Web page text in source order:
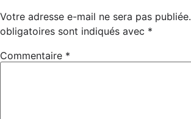
Votre adresse e-mail ne sera pas publiée.
obligatoires sont indiqués avec *
Commentaire *